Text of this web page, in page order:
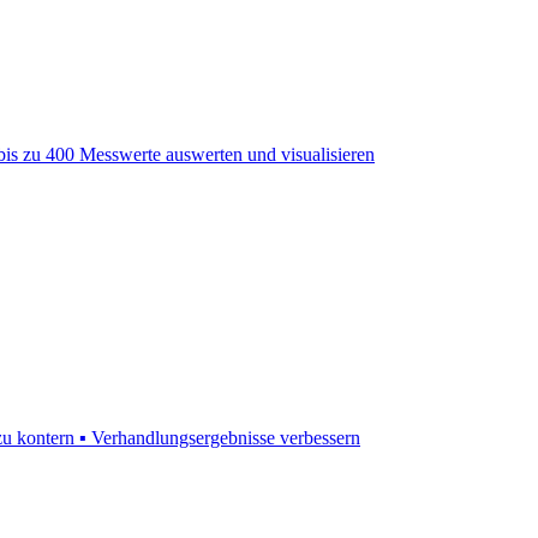
zu 400 Messwerte auswerten und visualisieren
▪ Verhandlungsergebnisse verbessern